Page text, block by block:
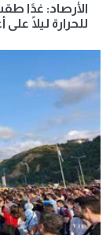
الأرصاد: غدًا
للحرارة ليلًا على